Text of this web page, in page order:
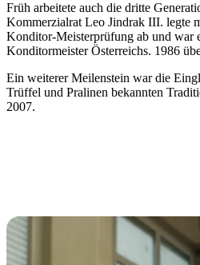
Früh arbeitete auch die dritte
Kommerzialrat Leo Jindrak III. legte
Konditor-Meisterprüfung ab und war
Konditormeister Österreichs. 1986
Ein weiterer Meilenstein war die
Trüffel und Pralinen bekannten
2007.